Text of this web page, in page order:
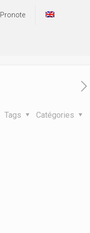
Pronote
Catégories
Tags